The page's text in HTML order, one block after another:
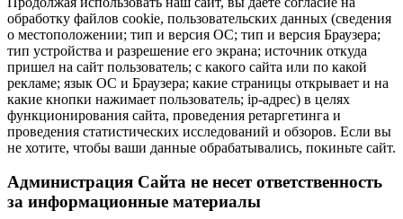
обработку файлов cookie, пользовательских данных (сведения
о местоположении; тип и версия ОС; тип и версия Браузера;
тип устройства и разрешение его экрана; источник откуда
пришел на сайт пользователь; с какого сайта или по какой
рекламе; язык ОС и Браузера; какие страницы открывает и на
какие кнопки нажимает пользователь; ip-адрес) в целях
функционирования сайта, проведения ретаргетинга и
проведения статистических исследований и обзоров. Если вы
не хотите, чтобы ваши данные обрабатывались, покиньте сайт.
Администрация Сайта не несет ответственность
за информационные материалы